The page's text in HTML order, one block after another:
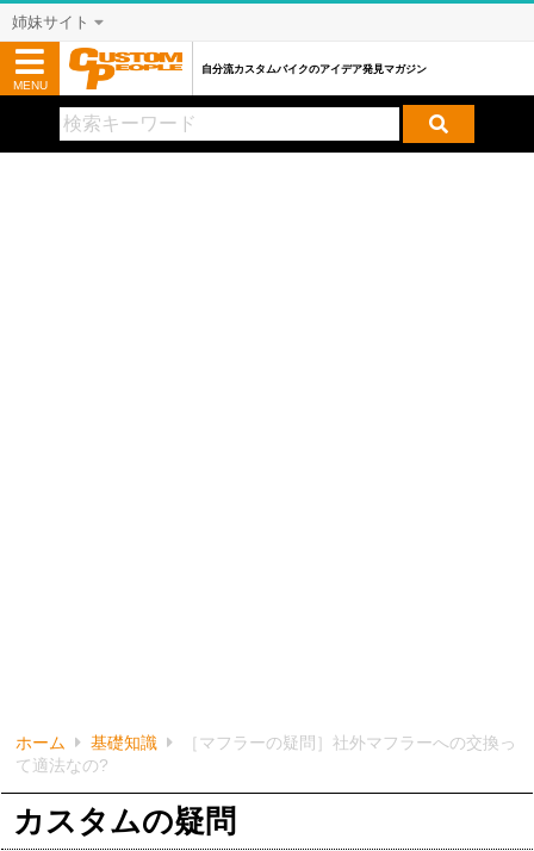
ホーム 基礎知識
［マフラーの疑問］社外マフラーへの交換っ
て適法なの?
カスタムの疑問
姉妹サイト
MENU
自分流カスタムバイクのアイデア発見マガジン